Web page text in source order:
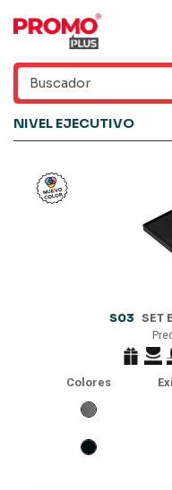
NIVEL EJECUTIVO
S03 SET
Colores